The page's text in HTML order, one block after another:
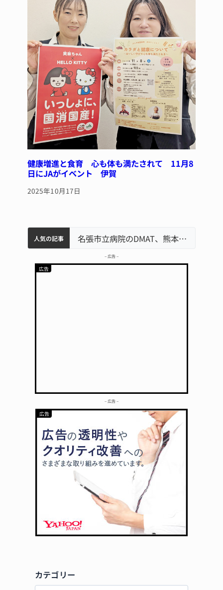
健康増進と食育 心も体も満たされて 11月8
日にJAがイベント 伊賀
2025年10月17日
人気の記事
名張市水道料金47％値上げへ 答申案、審議会で大筋まとまる
器物損壊容疑で83歳女逮捕 伊賀署
中学校の陶壁モニュメント 地元建設会社がボランティアで清掃 伊賀 名張市立病院のDMAT、熊本地震の被災地へ 能登以来3回目の派遣
– 広告 –
– 広告 –
カテゴリー